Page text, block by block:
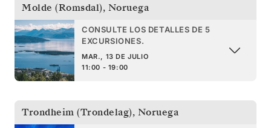
Molde (Romsdal), Noruega
CONSULTE LOS DETALLES DE 5
EXCURSIONES.
MAR., 13 DE JULIO
11:00 - 19:00
Trondheim (Trondelag), Noruega